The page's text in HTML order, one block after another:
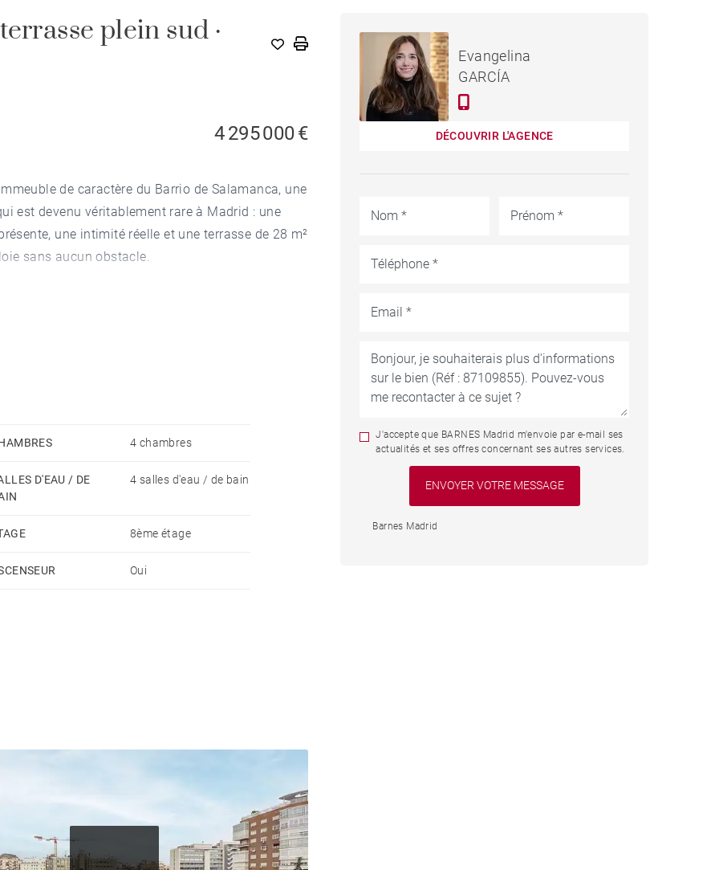
plein sud ·
4 295 000 €
de caractère du Barrio de Salamanca, une
est devenu véritablement rare à Madrid : une
une intimité réelle et une terrasse de 28 m²
sans aucun obstacle.
une terrasse pleinement intégrée à la vie
une échelle qui se ressent dès le premier
haut de gamme, des solutions techniques de
la hauteur des meilleures résidences prime de la
à manger et cuisine indépendante s'ouvrent
directe tout au long de la journée grâce à
chambre de service ou un bureau. Un WC
dans la résidence. Pour ceux qui
la meilleure offre gastronomique, commerciale et
et une qualité de vie quotidienne qui fait de ce
4 chambres
D'EAU / DE
4 salles d'eau / de bain
8ème étage
Oui
APPARTEMENT MADRID -
258 M²Evangelina
GARCÍA
DÉCOUVRIR L'AGENCE
J'accepte que BARNES Madrid m'envoie par e-mail ses
actualités et ses offres concernant ses autres services.
Barnes Madrid